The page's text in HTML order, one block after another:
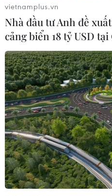
Hai cháu bé bị điện
công trường đường
20/07/2019 14:31
Trong nhóm gồm 5 cháu bé
khu vực thi công đường
Minh có 3 cháu bị điện giật,
vietnamplus.vn
Nhà đầu tư Anh đề
cảng biển 18 tỷ USD